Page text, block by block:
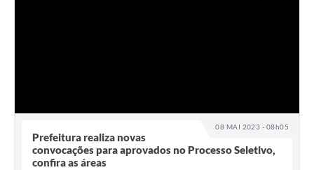
08 MAI 2023 - 08h05
Prefeitura realiza novas
convocações para aprovados no Processo Seletivo,
confira as áreas